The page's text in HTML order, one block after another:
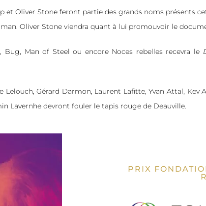
et Oliver Stone feront partie des grands noms présents
Oliver Stone viendra quant à lui promouvoir le
Man of Steel ou encore Noces rebelles recevra le
Lelouch, Gérard Dar­mon, Laurent Lafitte, Yvan Attal, Kev
Lavernhe devront fouler le tapis rouge de Deauville.
PRIX